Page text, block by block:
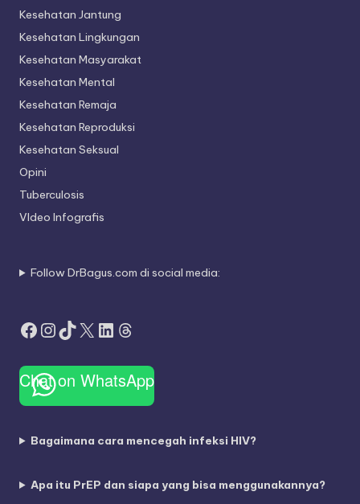
Kesehatan Jantung
Kesehatan Lingkungan
Kesehatan Masyarakat
Kesehatan Mental
Kesehatan Remaja
Kesehatan Reproduksi
Kesehatan Seksual
Opini
Tuberculosis
VIdeo Infografis
Follow DrBagus.com di social media:
Facebook
Instagram
TikTok
X LinkedIn
Threads
Chat on WhatsApp
Bagaimana cara mencegah infeksi HIV?
Apa itu PrEP dan siapa yang bisa menggunakannya?